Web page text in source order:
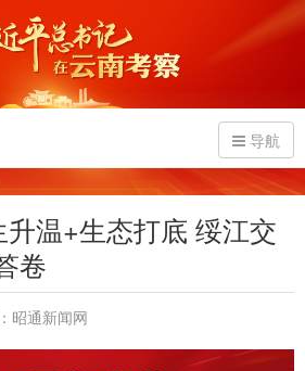
导航
温+生态打底 绥江交
卷
昭通新闻网